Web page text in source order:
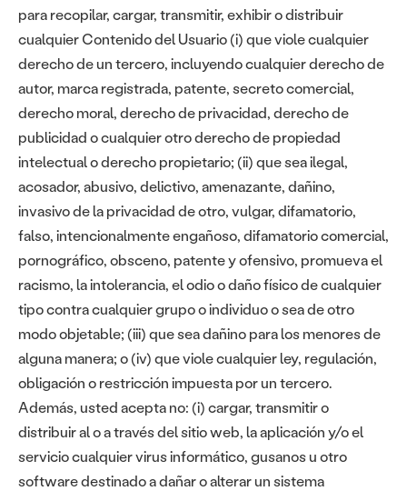
para recopilar, cargar, transmitir, exhibir o distribuir
cualquier Contenido del Usuario (i) que viole cualquier
derecho de un tercero, incluyendo cualquier derecho de
autor, marca registrada, patente, secreto comercial,
derecho moral, derecho de privacidad, derecho de
publicidad o cualquier otro derecho de propiedad
intelectual o derecho propietario; (ii) que sea ilegal,
acosador, abusivo, delictivo, amenazante, dañino,
invasivo de la privacidad de otro, vulgar, difamatorio,
falso, intencionalmente engañoso, difamatorio comercial,
pornográfico, obsceno, patente y ofensivo, promueva el
racismo, la intolerancia, el odio o daño físico de cualquier
tipo contra cualquier grupo o individuo o sea de otro
modo objetable; (iii) que sea dañino para los menores de
alguna manera; o (iv) que viole cualquier ley, regulación,
obligación o restricción impuesta por un tercero.
Además, usted acepta no: (i) cargar, transmitir o
distribuir al o a través del sitio web, la aplicación y/o el
servicio cualquier virus informático, gusanos u otro
software destinado a dañar o alterar un sistema